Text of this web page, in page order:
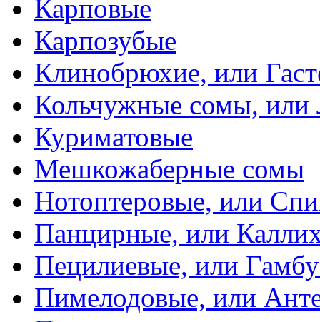
Карповые
Карпозубые
Клинобрюхие, или
Кольчужные сомы, или
Куриматовые
Мешкожаберные сомы
Нотоптеровые, или
Панцирные, или
Пецилиевые, или
Пимелодовые, или